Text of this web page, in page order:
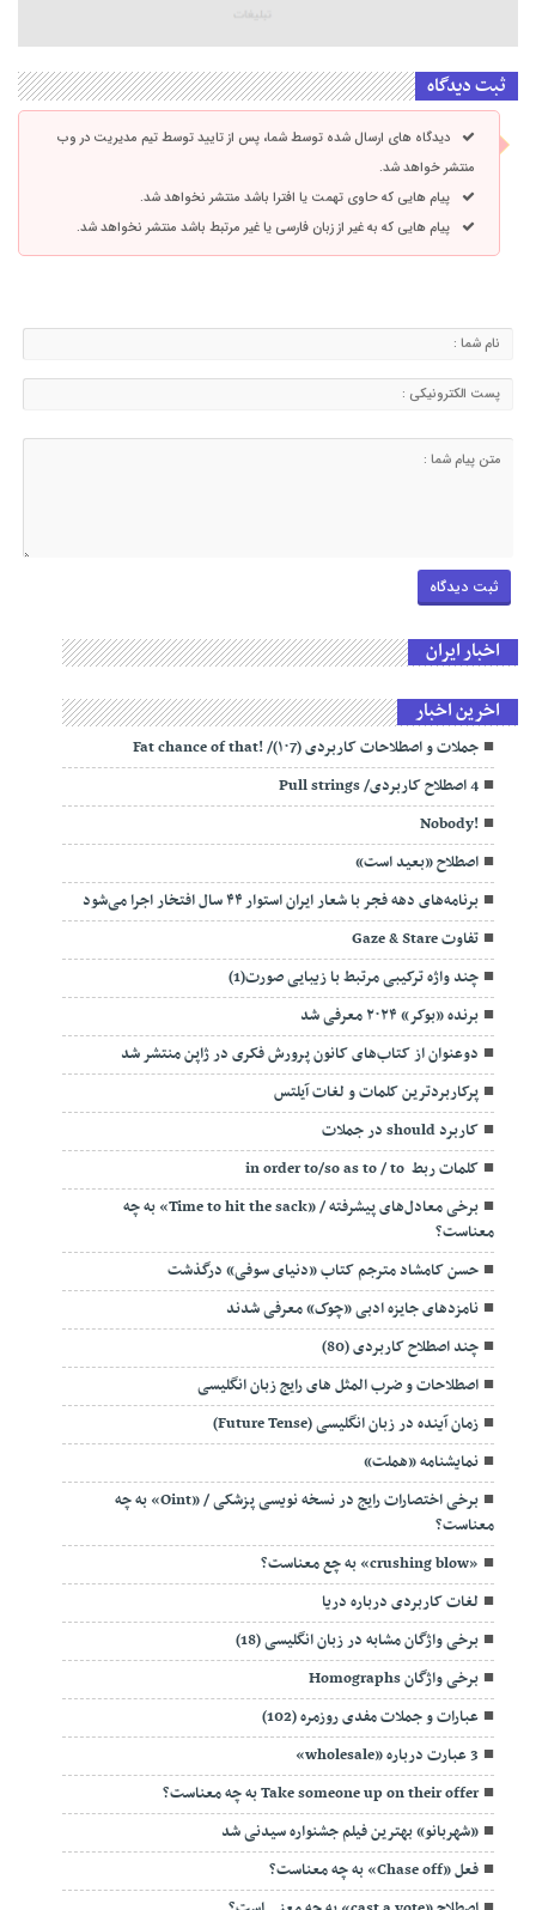
ثبت دیدگاه
دیدگاه های ارسال شده توسط شما، پس از تایید توسط تیم مدیریت در وب
منتشر خواهد شد.
پیام هایی که حاوی تهمت یا افترا باشد منتشر نخواهد شد.
پیام هایی که به غیر از زبان فارسی یا غیر مرتبط باشد منتشر نخواهد شد.
اخبار ایران
اخرین اخبار
جملات و اصطلاحات کاربردی (۱۰7)/ !Fat chance of that
4 اصطلاح کاربردی/ Pull strings
!Nobody
اصطلاح «بعید است»
برنامه‌های دهه فجر با شعار ایران استوار ۴۴ سال افتخار اجرا می‌شود
تفاوت Gaze & Stare
چند واژه ترکیبی مرتبط با زیبایی صورت(1)
برنده «بوکر» ۲۰۲۴ معرفی شد
دوعنوان از کتاب‌های کانون پرورش فکری در ژاپن منتشر شد
پرکاربردترین کلمات و لغات آیلتس
کاربرد should در جملات
کلمات ربط in order to/so as to / to
برخی معادل‌های پیشرفته / «Time to hit the sack» به چه
معناست؟
حسن کامشاد مترجم کتاب «دنیای سوفی» درگذشت
نامزدهای جایزه ادبی «چوک» معرفی شدند
چند اصطلاح کاربردی (80)
اصطلاحات و ضرب المثل های رایج زبان انگلیسی
زمان آینده در زبان انگلیسی (Future Tense)
نمایشنامه «هملت»
برخی اختصارات رایج در نسخه نویسی پزشکی / «Oint» به چه
معناست؟
«crushing blow» به چع معناست؟
لغات کاربردی درباره دریا
برخی واژگان مشابه در زبان انگلیسی (18)
برخی واژگان Homographs
عبارات و جملات مفدی روزمره (102)
3 عبارت درباره «wholesale»
Take someone up on their offer به چه معناست؟
«شهربانو» بهترین فیلم جشنواره سیدنی شد
فعل «Chase off» به چه معناست؟